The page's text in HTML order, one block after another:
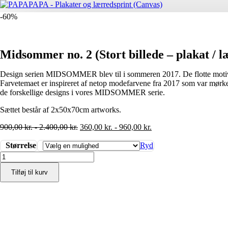
-60%
Midsommer no. 2 (Stort billede – plakat /
Design serien MIDSOMMER blev til i sommeren 2017. De flotte
Farvetemaet er inspireret af netop modefarvene fra 2017 som var
de forskellige designs i vores MIDSOMMER serie.
Sættet består af 2x50x70cm artworks.
900,00kr.-2.400,00kr. 360,00 kr. - 960,00 kr.
Størrelse
Ryd
Midsommer
no.
(Stort
Tilføj til kurv